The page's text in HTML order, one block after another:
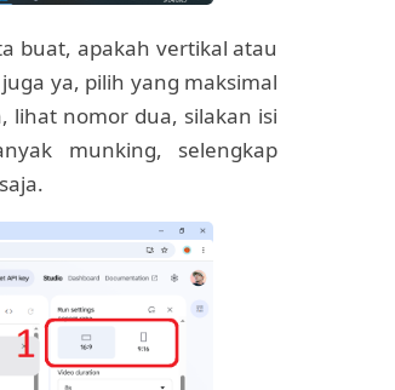
buat, apakah vertikal atau
ya, pilih yang maksimal
lihat nomor dua, silakan isi
munking, selengkap